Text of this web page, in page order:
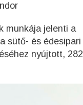
munkája jelenti a
sütő- és édesipari
nyújtott, 282